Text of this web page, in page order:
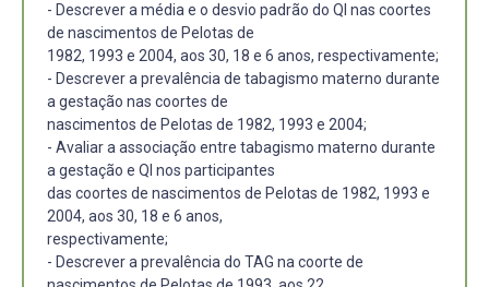
- Descrever a média e o desvio padrão do QI nas coortes
de nascimentos de Pelotas de
1982, 1993 e 2004, aos 30, 18 e 6 anos, respectivamente;
- Descrever a prevalência de tabagismo materno durante
a gestação nas coortes de
nascimentos de Pelotas de 1982, 1993 e 2004;
- Avaliar a associação entre tabagismo materno durante
a gestação e QI nos participantes
das coortes de nascimentos de Pelotas de 1982, 1993 e
2004, aos 30, 18 e 6 anos,
respectivamente;
- Descrever a prevalência do TAG na coorte de